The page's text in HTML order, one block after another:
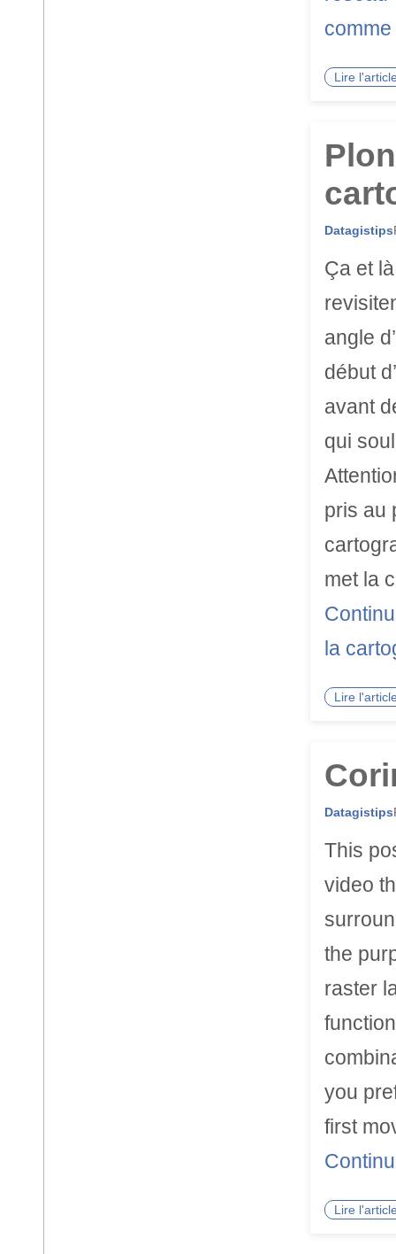
Lire
Datagistips
Ça et
angle
début
avant
qui
pris au
met la
la
Lire
Datagistips
This
video
the
raster
you
first
Lire